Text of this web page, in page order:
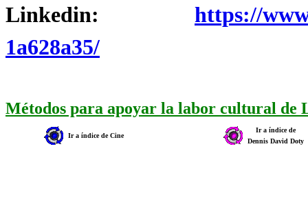
Linkedin: https://
1a628a35/
Métodos para apoyar la labor cultural de
Ir a índice de Cine
Ir a índice de
Dennis David Doty